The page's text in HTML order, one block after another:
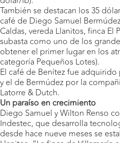
También se destacan los 35
café de Diego Samuel
Caldas, vereda Llanitos, finca El
subasta como uno de los
obtener el primer lugar en los
categoría Pequeños Lotes).
El café de Benítez fue
y el de Bermúdez por la
Latorre & Dutch.
Un paraíso en crecimiento
Diego Samuel y Wilton Renso
Indestec, que desarrolla
desde hace nueve meses se